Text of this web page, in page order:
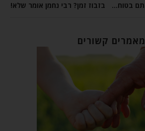
שבעה גלגלי הצלה שאתם בטוח צריכים
בזבוז זמן? רבי נחמן אומר שלא!
מאמרים קשורים